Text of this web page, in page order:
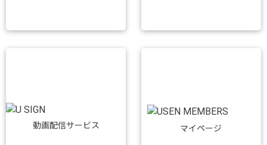
動画配信サービス マイページ